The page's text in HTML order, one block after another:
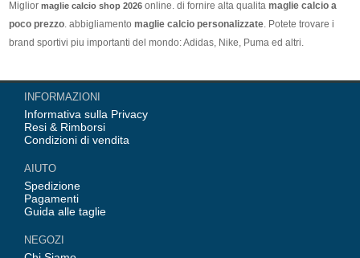
Miglior maglie calcio shop 2026 online. di fornire alta qualita maglie calcio a
poco prezzo . abbigliamento maglie calcio personalizzate . Potete trovare i
brand sportivi piu importanti del mondo: Adidas, Nike, Puma ed altri.
Nel nostro negozio trovi le calcio maglie italia Top Coppa Mondo 2026 Team(
Italia, Germania, Spagna, Argentina, Francia, Portogallo etc) piu importanti
delle squadre italiane (Juventus, AC Milan, Inter Milan, etc). Top europee
Team(Barcellona, Real Madrid, Bayern Monaco, Manchester United, Leicester
INFORMAZIONI
Informativa sulla Privacy
Resi & Rimborsi
Condizioni di vendita
AIUTO
Spedizione
Pagamenti
Guida alle taglie
NEGOZI